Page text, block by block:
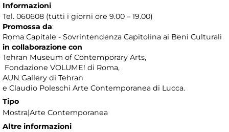
Informazioni
Tel. 060608 (tutti i giorni ore 9.00 – 19.00)
Promossa da:
Roma Capitale - Sovrintendenza Capitolina ai Beni Culturali
in collaborazione con
Tehran Museum of Contemporary Arts,
Fondazione VOLUME! di Roma,
AUN Gallery di Tehran
e Claudio Poleschi Arte Contemporanea di Lucca.
Tipo
Mostra|Arte Contemporanea
Altre informazioni